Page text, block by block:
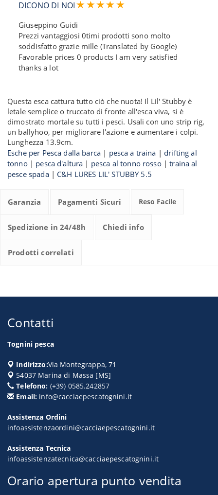
DICONO DI NOI
Giuseppino Guidi
Prezzi vantaggiosi 0timi prodotti sono molto
soddisfatto grazie mille (Translated by Google)
Favorable prices 0 products I am very satisfied
thanks a lot
Questa esca cattura tutto ciò che nuota! Il Lil' Stubby è
letale semplice o truccato di fronte all'esca viva, si è
dimostrato mortale su tutti i pesci. Usali con uno strip rig,
un ballyhoo, per migliorare l'azione e aumentare i colpi.
Lunghezza 13.9cm.
Esche per Pesca dalla barca | pesca a traina | drifting al
tonno| pesca d'altura | pesca al tonno rosso|traina al
pesce spada| C&H LURES LIL' STUBBY 5.5
Garanzia Pagamenti Sicuri Reso Facile
Spedizione in 24/48h Chiedi info
Prodotti correlati
Contatti
Tognini pesca
Indirizzo:Via Montegrappa, 71
54037 Marina di Massa [MS]
Telefono: (+39) 0585.242857
Email: info@cacciaepescatognini.it
Assistenza Ordini
infoassistenzaordini@cacciaepescatognini.it
Assistenza Tecnica
infoassistenzatecnica@cacciaepescatognini.it
Orario apertura punto vendita